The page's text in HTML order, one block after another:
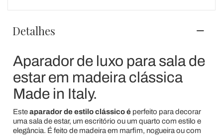
Detalhes
Aparador de luxo para sala de
estar em madeira clássica
Made in Italy.
Esteaparador de estilo clássico éperfeito para decorar
uma sala de estar, um escritório ou um quarto com estilo e
elegância. É feito de madeira em marfim, nogueira ou com